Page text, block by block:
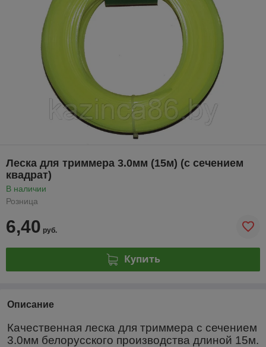
Леска для триммера 3.0мм (15м) (с сечением
квадрат)
В наличии
Розница
6,40 руб.
Купить
Описание
Качественная леска для триммера с сечением
3.0мм белорусского производства длиной 15м.